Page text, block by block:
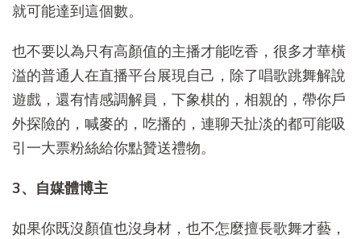
就可能達到這個數。
也不要以為只有高顏值的主播才能吃香，很多才華橫
溢的普通人在直播平台展現自己，除了唱歌跳舞解說
遊戲，還有情感調解員，下象棋的，相親的，帶你戶
外探險的，喊麥的，吃播的，連聊天扯淡的都可能吸
引一大票粉絲給你點贊送禮物。
3、自媒體博主
如果你既沒顏值也沒身材，也不怎麼擅長歌舞才藝，